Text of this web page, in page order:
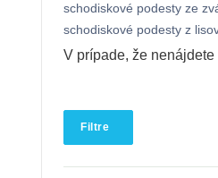
schodiskové podesty ze
schodiskové podesty z
V prípade, že nenájdete
Filtre